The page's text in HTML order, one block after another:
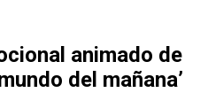
animado de
del mañana’